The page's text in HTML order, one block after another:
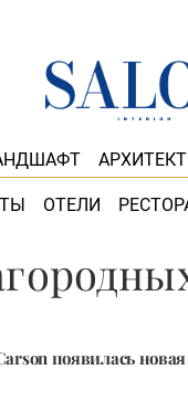
ОТЕЛИ
появилась